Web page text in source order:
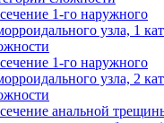
1-го наружного
узла, 1
1-го наружного
узла, 2
анальной